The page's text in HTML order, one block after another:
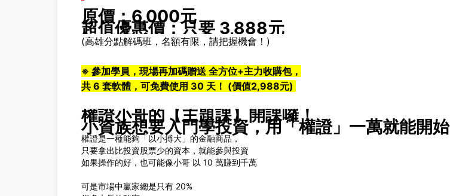
原價：6,000元
超值優惠價：只要 3,888元
(高雄分點解碼班，名額有限，請把握機會！)
※ 參加學員，現場再加碼贈送 全方位+主力收購包，
共 6 套軟體，可免費使用 30 天！ (價值2,988元)
權證小哥的【主題課】開課囉！
小資族想要入門學投資，用「權證」一萬就能開始
權證是一種能夠「以小搏大」的金融商品，
只要拿出比投資股票少的資本，就能參與投資
如果操作的好，也可能像小哥 以 10 萬賺到千萬
可是市場中贏家總是只有 20%